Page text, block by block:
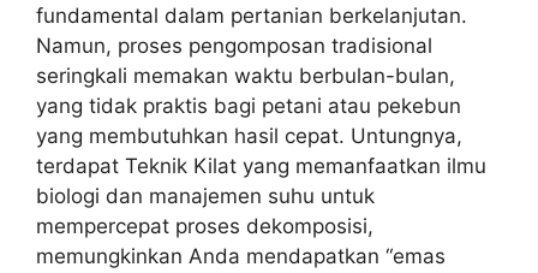
fundamental dalam pertanian berkelanjutan.
Namun, proses pengomposan tradisional
seringkali memakan waktu berbulan-bulan,
yang tidak praktis bagi petani atau pekebun
yang membutuhkan hasil cepat. Untungnya,
terdapat Teknik Kilat yang memanfaatkan ilmu
biologi dan manajemen suhu untuk
mempercepat proses dekomposisi,
memungkinkan Anda mendapatkan “emas